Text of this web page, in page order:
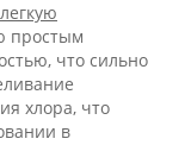
простым
что сильно
хлора, что
в